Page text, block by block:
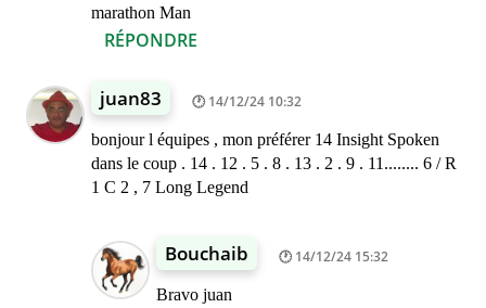
marathon Man
RÉPONDRE
juan83 14/12/24 10:32
bonjour l équipes , mon préférer 14 Insight Spoken
dans le coup . 14 . 12 . 5 . 8 . 13 . 2 . 9 . 11........ 6 / R
1 C 2 , 7 Long Legend
Bouchaib 14/12/24 15:32
Bravo juan